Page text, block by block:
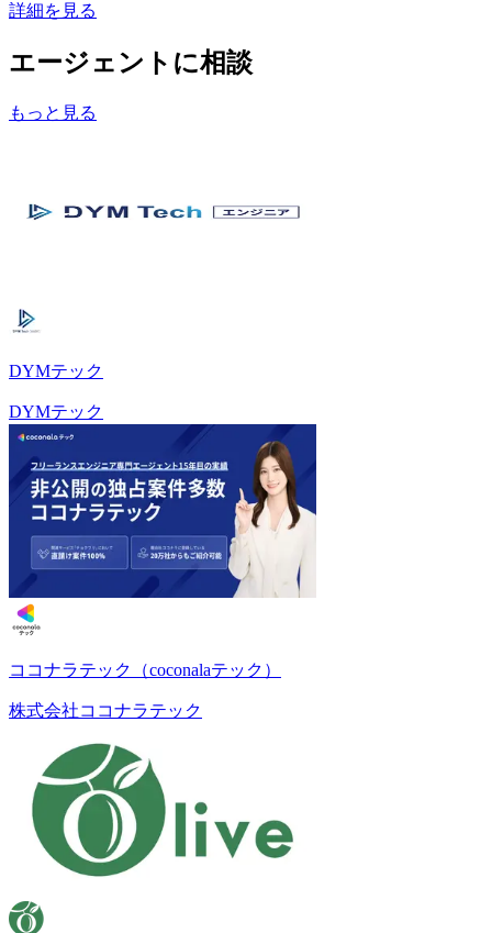
詳細を見る
エージェントに相談
もっと見る
DYMテック
DYMテック
ココナラテック（coconalaテック）
株式会社ココナラテック